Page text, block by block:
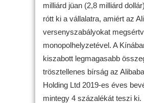
milliárd jüan (2,8 milliárd
rótt ki a vállalatra, amiért az
versenyszabályokat
monopolhelyzetével. A
kiszabott legmagasabb
trösztellenes bírság az
Holding Ltd 2019-es éves
mintegy 4 százalékát teszi ki.